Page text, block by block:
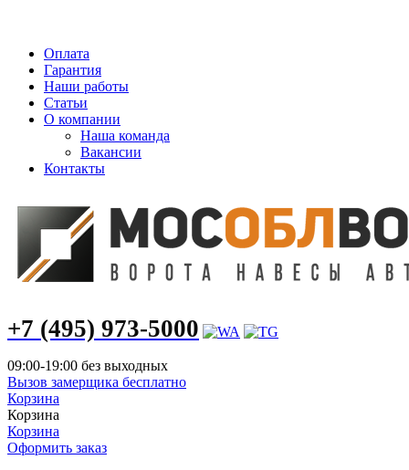
Оплата
Гарантия
Наши работы
Статьи
О компании
Наша команда
Вакансии
Контакты
+7 (495) 973-5000
09:00-19:00 без выходных
Вызов замерщика бесплатно
Корзина
Корзина
Корзина
Оформить заказ